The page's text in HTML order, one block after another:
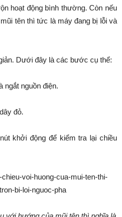
hoạt động bình thường. Còn nếu
tên thì tức là máy đang bị lỗi và
Dưới đây là các bước cụ thể:
ngắt nguồn điện.
đỏ.
khởi động để kiểm tra lại chiều